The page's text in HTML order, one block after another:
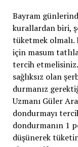
Bayram
kurallardan biri,
tüketmek olmalı.
için masum
tercih
sağlıksız olan
durmanız
Uzmanı Güler
dondurmayı
dondurmanın 1
düşünerek